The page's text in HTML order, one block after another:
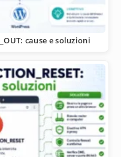
cause e soluzioni